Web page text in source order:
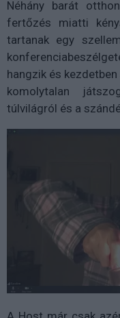
Néhány barát
fertőzés miatti
tartanak egy
hangzik és
komolytalan
túlvilágról és a